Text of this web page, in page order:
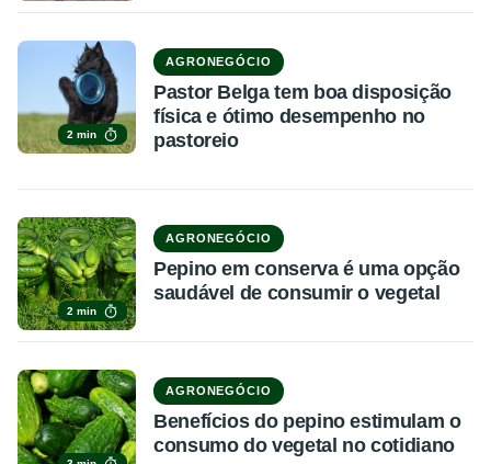
2 min
AGRONEGÓCIO
Pastor Belga tem boa disposição
física e ótimo desempenho no
pastoreio
2 min
AGRONEGÓCIO
Pepino em conserva é uma opção
saudável de consumir o vegetal
AGRONEGÓCIO
Benefícios do pepino estimulam o
consumo do vegetal no cotidiano